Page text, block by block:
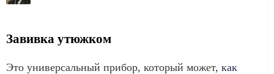
Завивка утюжком
Это универсальный прибор, который может, как